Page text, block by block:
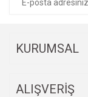
KURUMSAL
ALIŞVERİŞ